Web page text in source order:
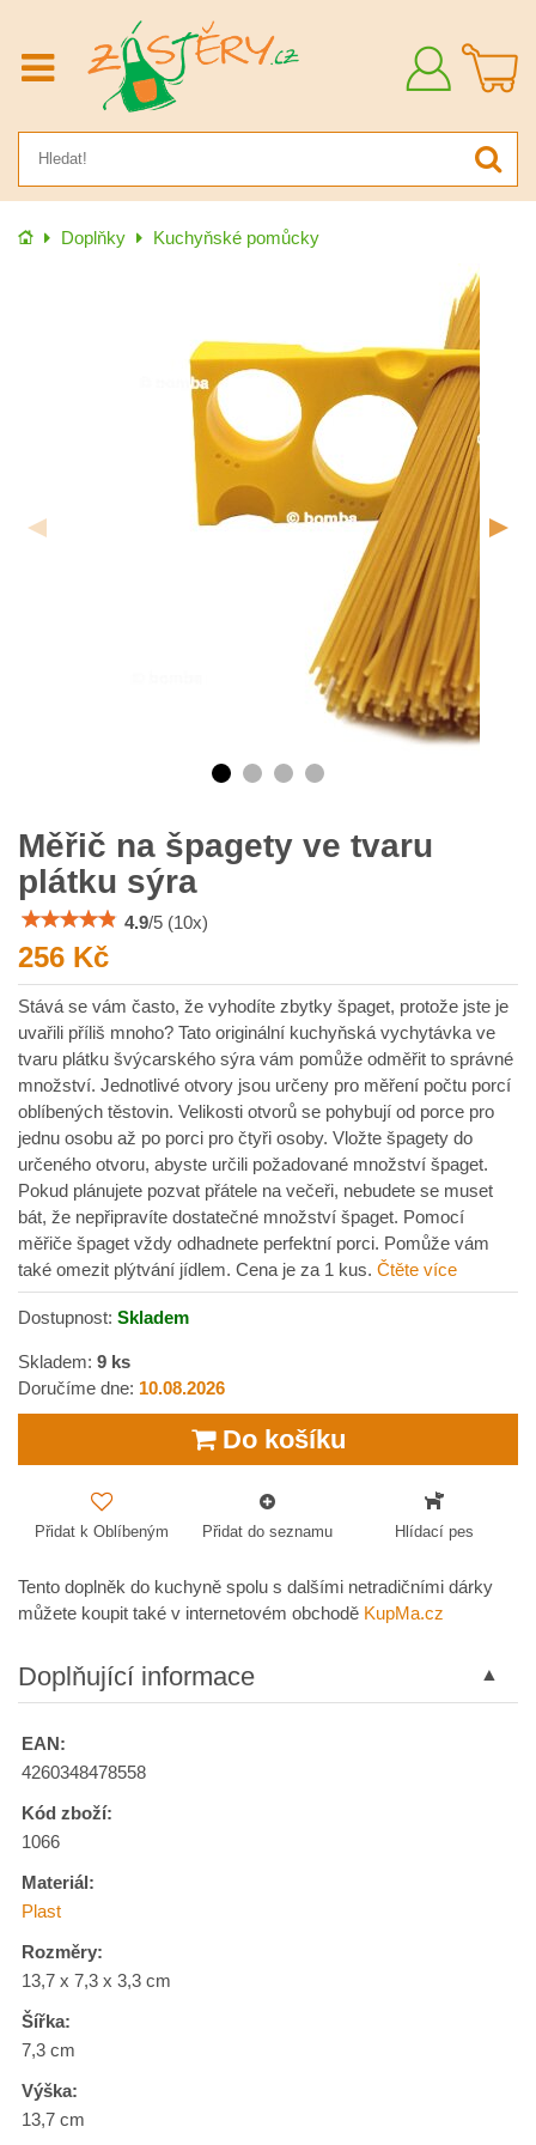
Přihlásit
Úvod Doplňky Kuchyňské pomůcky
Měřič na špagety ve tvaru
plátku sýra
4.9/5 (10x)
256 Kč
Stává se vám často, že vyhodíte zbytky špaget, protože jste je
uvařili příliš mnoho? Tato originální kuchyňská vychytávka ve
tvaru plátku švýcarského sýra vám pomůže odměřit to správné
množství. Jednotlivé otvory jsou určeny pro měření počtu porcí
oblíbených těstovin. Velikosti otvorů se pohybují od porce pro
jednu osobu až po porci pro čtyři osoby. Vložte špagety do
určeného otvoru, abyste určili požadované množství špaget.
Pokud plánujete pozvat přátele na večeři, nebudete se muset
bát, že nepřipravíte dostatečné množství špaget. Pomocí
měřiče špaget vždy odhadnete perfektní porci. Pomůže vám
také omezit plýtvání jídlem. Cena je za 1 kus. Čtěte více
Dostupnost: Skladem
Skladem: 9 ks
Doručíme dne: 10.08.2026
Do košíku
Přidat k Oblíbeným Přidat do seznamu Hlídací pes
Tento doplněk do kuchyně spolu s dalšími netradičními dárky
můžete koupit také v internetovém obchodě KupMa.cz
Doplňující informace
EAN:
4260348478558
Kód zboží:
1066
Materiál:
Plast
Rozměry:
13,7 x 7,3 x 3,3 cm
Šířka:
7,3 cm
Výška:
13,7 cm